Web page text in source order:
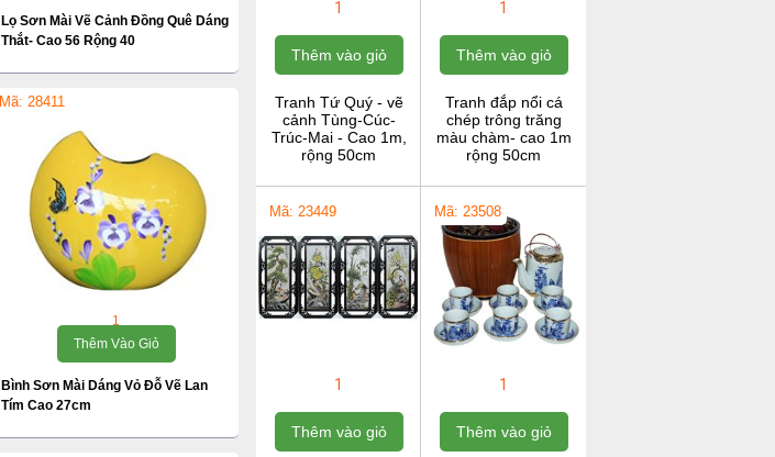
Lọ Sơn Mài Vẽ Cảnh Đồng Quê Dáng
Thắt- Cao 56 Rộng 40
Mã: 28411
1
Thêm Vào Giỏ
Bình Sơn Mài Dáng Vỏ Đỗ Vẽ Lan
Tím Cao 27cm
1
Thêm vào giỏ
Tranh Tứ Quý - vẽ
cảnh Tùng-Cúc-
Trúc-Mai - Cao 1m,
rộng 50cm
1
Thêm vào giỏ
Tranh đắp nổi cá
chép trông trăng
màu chàm- cao 1m
rộng 50cm
Mã: 23449
1
Thêm vào giỏ
Mã: 23508
1
Thêm vào giỏ